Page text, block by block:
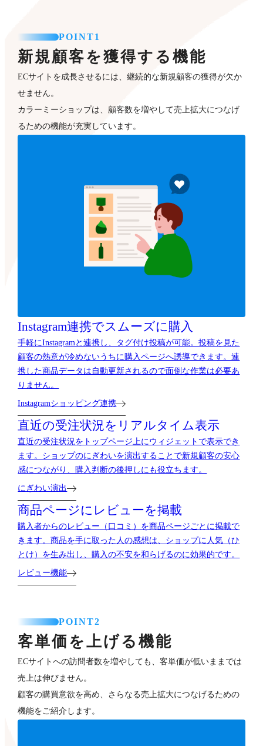
POINT1
新規顧客を獲得する機能
ECサイトを成長させるには、継続的な新規顧客の獲得が欠か
せません。
カラーミーショップは、顧客数を増やして売上拡大につなげ
るための機能が充実しています。
Instagram連携でスムーズに購入
手軽にInstagramと連携し、タグ付け投稿が可能。投稿を見た
顧客の熱意が冷めないうちに購入ページへ誘導できます。連
携した商品データは自動更新されるので面倒な作業は必要あ
りません。
Instagramショッピング連携
直近の受注状況をリアルタイム表示
直近の受注状況をトップページ上にウィジェットで表示でき
ます。ショップのにぎわいを演出することで新規顧客の安心
感につながり、購入判断の後押しにも役立ちます。
にぎわい演出
商品ページにレビューを掲載
購入者からのレビュー（口コミ）を商品ページごとに掲載で
きます。商品を手に取った人の感想は、ショップに人気（ひ
とけ）を生み出し、購入の不安を和らげるのに効果的です。
レビュー機能
POINT2
客単価を上げる機能
ECサイトへの訪問者数を増やしても、客単価が低いままでは
売上は伸びません。
顧客の購買意欲を高め、さらなる売上拡大につなげるための
機能をご紹介します。